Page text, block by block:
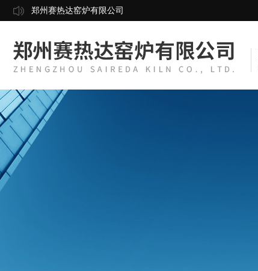
郑州赛热达窑炉有限公司